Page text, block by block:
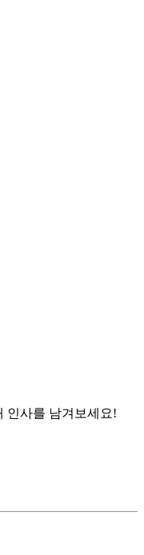
인사를 남겨보세요!